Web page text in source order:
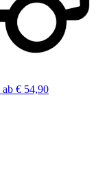
ab € 54,90